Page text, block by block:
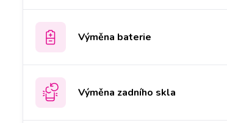
Výměna baterie
Výměna zadního skla